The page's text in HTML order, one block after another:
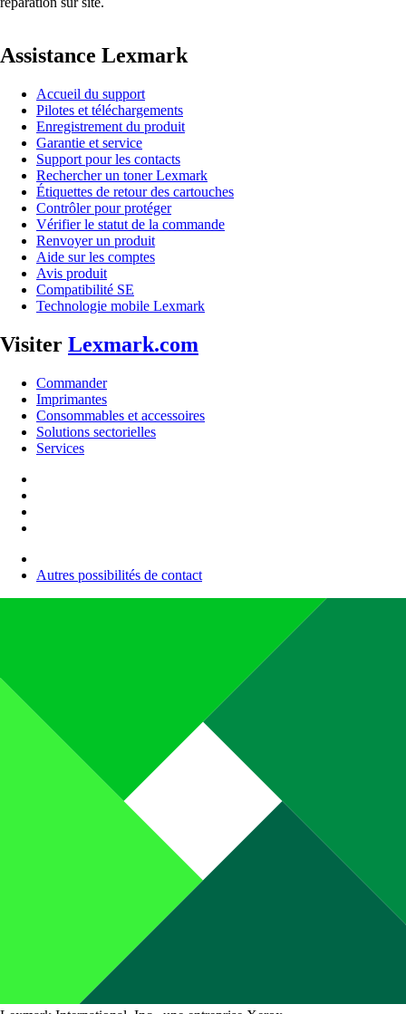
Assistance Lexmark
Accueil du support
Pilotes et téléchargements
Enregistrement du produit
Garantie et service
Support pour les contacts
Rechercher un toner Lexmark
Étiquettes de retour des cartouches
Contrôler pour protéger
Vérifier le statut de la commande
Renvoyer un produit
Aide sur les comptes
Avis produit
Compatibilité SE
Technologie mobile Lexmark
Visiter Lexmark.com
Commander
Imprimantes
Consommables et accessoires
Solutions sectorielles
Services
Autres possibilités de contact